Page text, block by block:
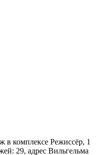
в комплексе Режиссёр, 1
29, адрес Вильгельма